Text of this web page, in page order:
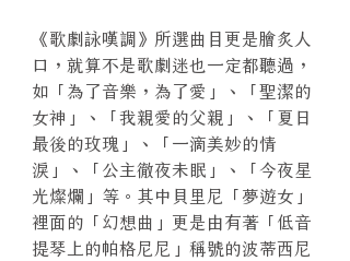
《歌劇詠嘆調》所選曲目更是膾炙人
口，就算不是歌劇迷也一定都聽過，
如「為了音樂，為了愛」、「聖潔的
女神」、「我親愛的父親」、「夏日
最後的玫瑰」、「一滴美妙的情
淚」、「公主徹夜未眠」、「今夜星
光燦爛」等。其中貝里尼「夢遊女」
裡面的「幻想曲」更是由有著「低音
提琴上的帕格尼尼」稱號的波蒂西尼